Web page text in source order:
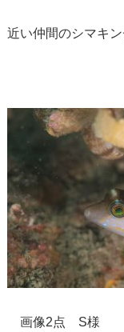
近い仲間のシマキ
画像2点 S様